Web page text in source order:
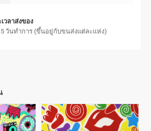
วลาส่งของ
5 วันทำการ (ขึ้นอยู่กับขนส่งแต่ละแห่ง)